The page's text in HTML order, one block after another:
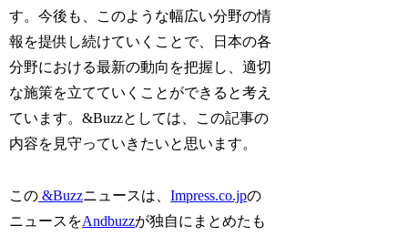
す。今後も、このような幅広い分野の情
報を提供し続けていくことで、日本の各
分野における最新の動向を把握し、適切
な施策を立てていくことができると考え
ています。&Buzzとしては、この記事の
内容を見守っていきたいと思います。
この &Buzzニュースは、Impress.co.jpの
ニュースをAndbuzzが独自にまとめたも